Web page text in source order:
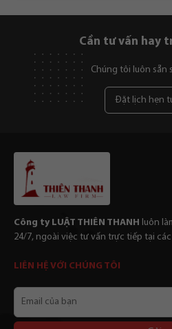
Cần tư vấn hay
Chúng tôi luôn sẵn
Đặt lịch hẹn
Công ty LUẬT THIÊN THANH
luôn
24/7, ngoài việc tư vấn trực tiếp tại
LIÊN HỆ VỚI CHÚNG TÔI
bạn